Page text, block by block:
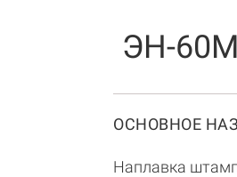
ЭН-60М
ОСНОВНОЕ
Наплавка